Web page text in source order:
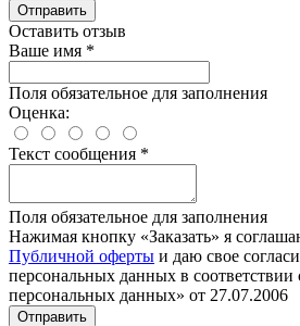
Отправить
Оставить отзыв
Ваше имя *
Поля обязательное для заполнения
Оценка:
Текст сообщения *
Поля обязательное для заполнения
Нажимая кнопку «Заказать» я
Публичной оферты и даю свое
персональных данных в
персональных данных» от 27.07.2006
Отправить